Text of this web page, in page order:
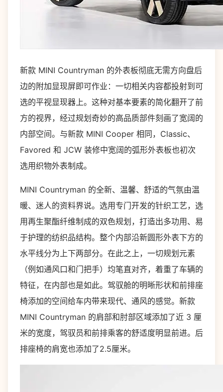
新款 MINI Countryman 的外表板彻底无需方向盘后
边的附加显现屏即可作业：一切相关内容都投射到可
选的平视显现器上。这种对基本要素的简化翻开了前
方的视界，经过规划奇妙的高品质部件刻画了宽阔的
内部空间。与新款 MINI Cooper 相同，Classic、
Favored 和 JCW 装修中宽阔的弧形外表板也初次
选用织物外表制成。
MINI Countryman 的全新、温馨、舒适的气氛由温
暖、迷人的资料界说。选用专门开发的针织工艺，选
用再生聚酯纤维制成的双色规划，打造出多功用、易
于护理的纺织品结构。整个内部沿新圆形外表下方的
水平线分为上下两部分。在此之上，一切规划元素
（例如通风口和门把手）均笔直对齐，着重了车辆的
特征，在内部也是如此。驾驭舱的明晰形状和前排座
椅添加的空间给车内带来现代、通风的感觉。新款
MINI Countryman 的肩部和肘部区域添加了近 3 厘
米的宽度，驾驭员和前排乘客的舒适度明显前进。后
排座椅的肩宽也添加了2.5厘米。